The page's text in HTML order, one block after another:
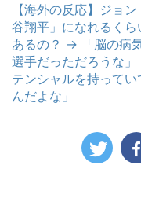
【海外の反応】ジョ
谷翔平」になれるく
あるの？ → 「脳の病
選手だっただろうな
テンシャルを持って
んだよな」